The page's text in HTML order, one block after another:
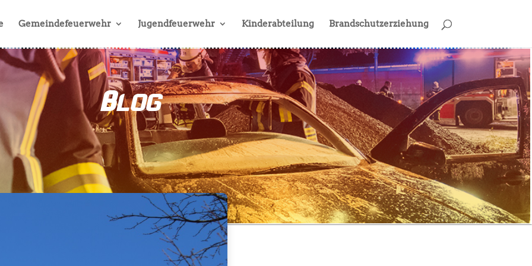
Gemeindefeuerwehr Jugendfeuerwehr Kinderabteilung Brandschutzerziehung
Blog